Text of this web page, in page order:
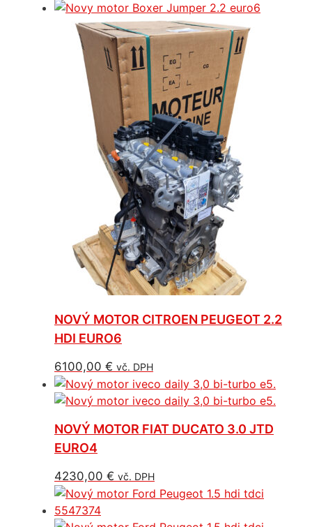
NOVÝ MOTOR CITROEN PEUGEOT 2.2
HDI EURO6
6100,00 € vč. DPH
NOVÝ MOTOR FIAT DUCATO 3.0 JTD
EURO4
4230,00 € vč. DPH